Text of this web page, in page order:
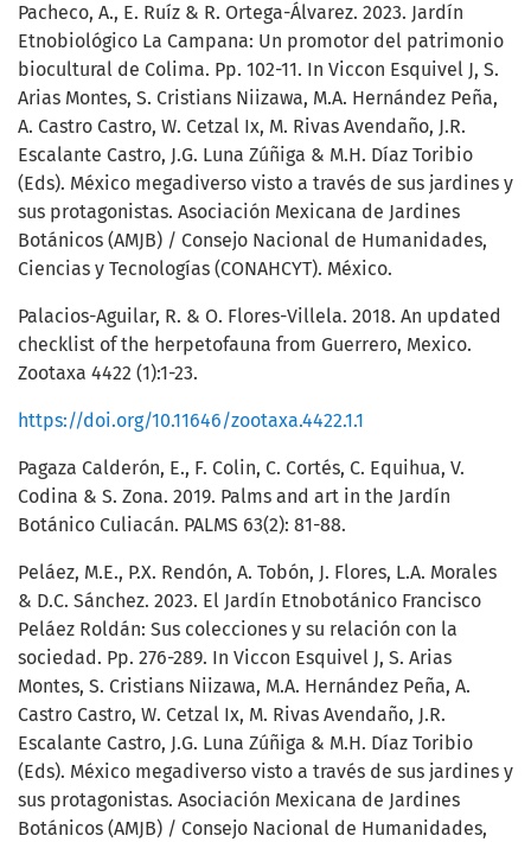
Pacheco, A., E. Ruíz & R. Ortega-Álvarez. 2023. Jardín
Etnobiológico La Campana: Un promotor del patrimonio
biocultural de Colima. Pp. 102-11. In Viccon Esquivel J, S.
Arias Montes, S. Cristians Niizawa, M.A. Hernández Peña,
A. Castro Castro, W. Cetzal Ix, M. Rivas Avendaño, J.R.
Escalante Castro, J.G. Luna Zúñiga & M.H. Díaz Toribio
(Eds). México megadiverso visto a través de sus jardines y
sus protagonistas. Asociación Mexicana de Jardines
Botánicos (AMJB) / Consejo Nacional de Humanidades,
Ciencias y Tecnologías (CONAHCYT). México.
Palacios-Aguilar, R. & O. Flores-Villela. 2018. An updated
checklist of the herpetofauna from Guerrero, Mexico.
Zootaxa 4422 (1):1-23.
https://doi.org/10.11646/zootaxa.4422.1.1
Pagaza Calderón, E., F. Colin, C. Cortés, C. Equihua, V.
Codina & S. Zona. 2019. Palms and art in the Jardín
Botánico Culiacán. PALMS 63(2): 81-88.
Peláez, M.E., P.X. Rendón, A. Tobón, J. Flores, L.A. Morales
& D.C. Sánchez. 2023. El Jardín Etnobotánico Francisco
Peláez Roldán: Sus colecciones y su relación con la
sociedad. Pp. 276-289. In Viccon Esquivel J, S. Arias
Montes, S. Cristians Niizawa, M.A. Hernández Peña, A.
Castro Castro, W. Cetzal Ix, M. Rivas Avendaño, J.R.
Escalante Castro, J.G. Luna Zúñiga & M.H. Díaz Toribio
(Eds). México megadiverso visto a través de sus jardines y
sus protagonistas. Asociación Mexicana de Jardines
Botánicos (AMJB) / Consejo Nacional de Humanidades,